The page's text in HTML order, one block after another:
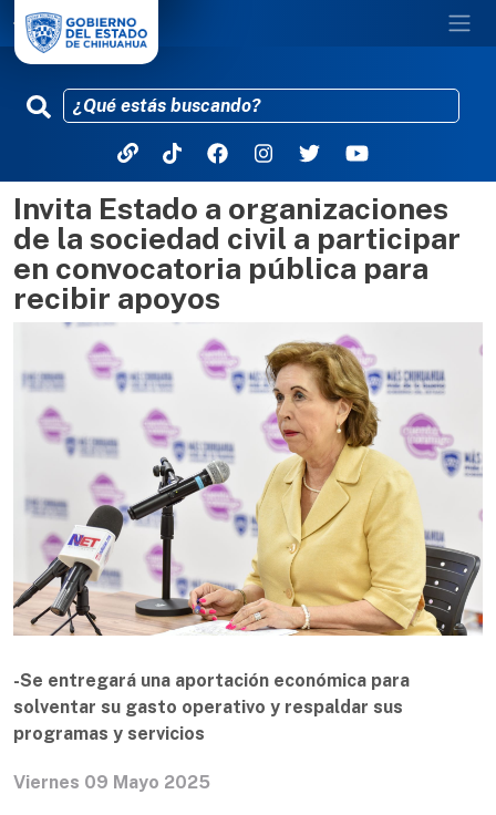
Pasar al contenido principal
Invita Estado a organizaciones
de la sociedad civil a participar
en convocatoria pública para
recibir apoyos
-Se entregará una aportación económica para
solventar su gasto operativo y respaldar sus
programas y servicios
Viernes 09 Mayo 2025